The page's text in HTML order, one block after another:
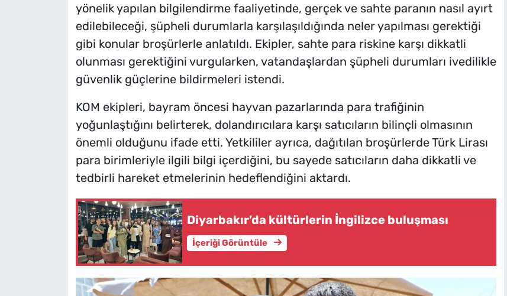
yönelik yapılan bilgilendirme faaliyetinde, gerçek ve sahte paranın nasıl ayırt
edilebileceği, şüpheli durumlarla karşılaşıldığında neler yapılması gerektiği
gibi konular broşürlerle anlatıldı. Ekipler, sahte para riskine karşı dikkatli
olunması gerektiğini vurgularken, vatandaşlardan şüpheli durumları ivedilikle
güvenlik güçlerine bildirmeleri istendi.
KOM ekipleri, bayram öncesi hayvan pazarlarında para trafiğinin
yoğunlaştığını belirterek, dolandırıcılara karşı satıcıların bilinçli olmasının
önemli olduğunu ifade etti. Yetkililer ayrıca, dağıtılan broşürlerde Türk Lirası
para birimleriyle ilgili bilgi içerdiğini, bu sayede satıcıların daha dikkatli ve
tedbirli hareket etmelerinin hedeflendiğini aktardı.
Diyarbakır’da kültürlerin İngilizce buluşması
İçeriği Görüntüle